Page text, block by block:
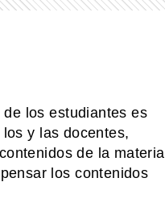
los estudiantes es
y las docentes,
de la materia
los contenidos